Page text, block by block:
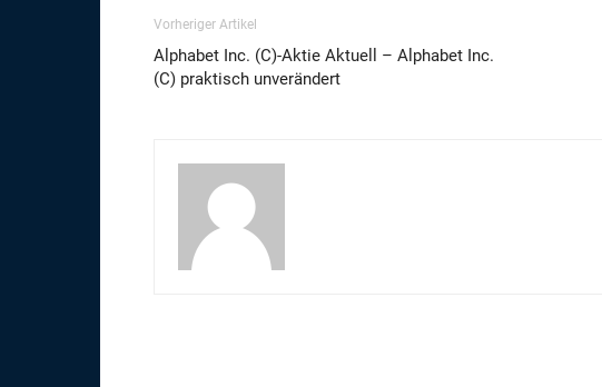
Vorheriger Artikel
Alphabet Inc. (C)-Aktie Aktuell – Alphabet Inc.
(C) praktisch unverändert